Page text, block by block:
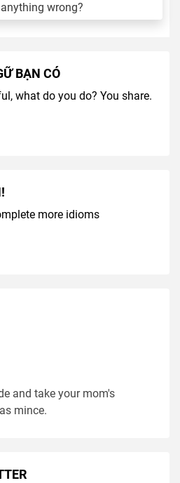
wrong?
BẠN CÓ
what do you do? You share.
more idioms
and take your mom's
mince.